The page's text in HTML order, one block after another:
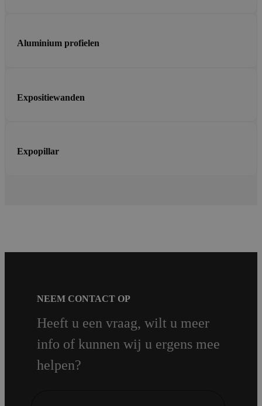
Aluminium profielen
Expositiewanden
Expopillar
NEEM CONTACT OP
Heeft u een vraag, wilt u meer
info of kunnen wij u ergens mee
helpen?